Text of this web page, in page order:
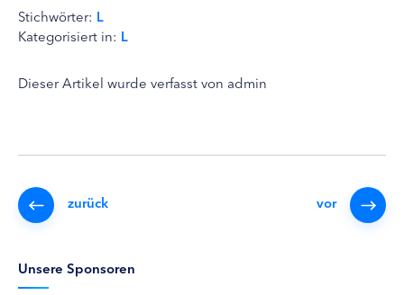
Stichwörter: L
Kategorisiert in: L
Dieser Artikel wurde verfasst von admin
zurück vor
Unsere Sponsoren